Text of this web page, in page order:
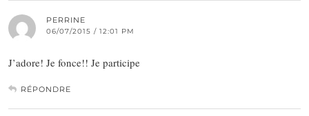
PERRINE
06/07/2015 / 12:01 PM
J’adore! Je fonce!! Je participe
RÉPONDRE